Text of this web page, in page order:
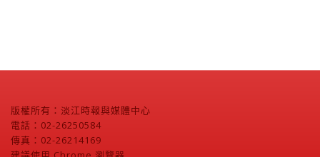
版權所有：淡江時報與媒體中心
電話：02-26250584
傳真：02-26214169